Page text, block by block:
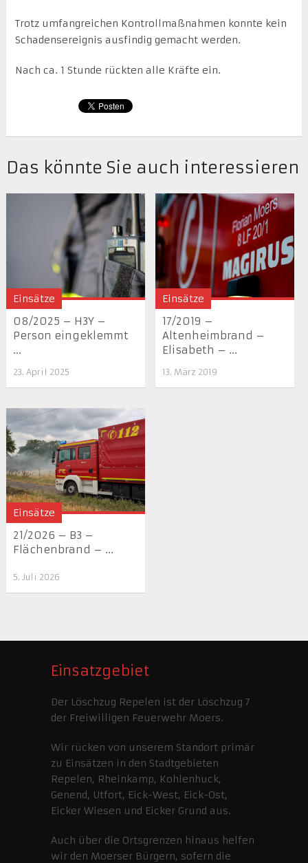
Trotz umfangreichen Kontrollmaßnahmen konnte kein
Schadensereignis ausfindig gemacht werden.
Nach ca. 1 Stunde rückten alle Kräfte ein.
Das könnte Sie auch interessieren
Einsätze
08/2025 – H3Y –
Person eingeklemmt
...
23. April 2025
Einsätze
17/2019 –
Altenheimbrand –
Elisabeth – ...
13. März 2019
Einsätze
21/2026 – B3 –
Flächenbrand – ...
5. Juli 2026
Einsatzgebiet
Der Löschzug Repelen ist der Löschzug 7
der Freiwilligen Feuerwehr Moers.
Wir rücken von unserem Standort primär
zu Einsätzen in den Stadtgebieten
Repelen, Rheinkamp, Kohlenhuck,
Genend, Utfort, Eick-West, Eick-Ost,
Eicker Wiesen und Eicker Grund aus.
Auch über die Ortsgrenzen hinaus helfen
wir den Moerser Bürgern, sofern die